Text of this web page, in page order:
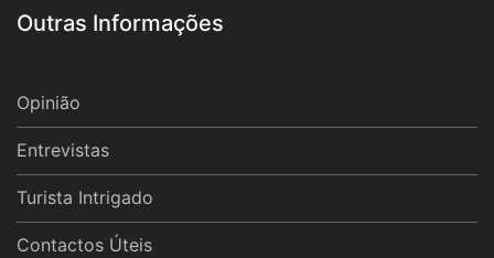
Outras Informações
Opinião
Entrevistas
Turista Intrigado
Contactos Úteis